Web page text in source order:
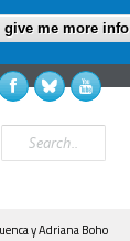
give me more info
Search
y Adriana Boho